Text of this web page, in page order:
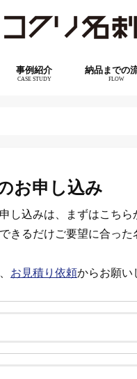
事例紹介
CASE STUDY
納品までの
FLOW
お申し込み
し込みは、まずはこちら
きるだけご要望に合っ
お見積り依頼からお願い